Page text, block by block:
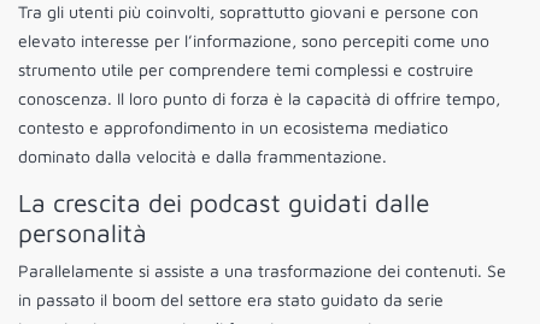
Tra gli utenti più coinvolti, soprattutto giovani e persone con
elevato interesse per l’informazione, sono percepiti come uno
strumento utile per comprendere temi complessi e costruire
conoscenza. Il loro punto di forza è la capacità di offrire tempo,
contesto e approfondimento in un ecosistema mediatico
dominato dalla velocità e dalla frammentazione.
La crescita dei podcast guidati dalle
personalità
Parallelamente si assiste a una trasformazione dei contenuti. Se
in passato il boom del settore era stato guidato da serie